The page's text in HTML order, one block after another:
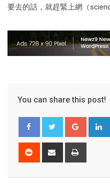
要去的話，就趕緊上網（
You can share this post!